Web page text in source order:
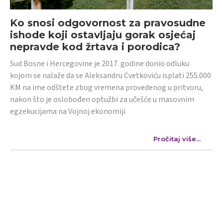
Ko snosi odgovornost za pravosudne
ishode koji ostavljaju gorak osjećaj
nepravde kod žrtava i porodica?
Sud Bosne i Hercegovine je 2017. godine donio odluku
kojom se nalaže da se Aleksandru Cvetkoviću isplati 255.000
KM na ime odštete zbog vremena provedenog u pritvoru,
nakon što je oslobođen optužbi za učešće u masovnim
egzekucijama na Vojnoj ekonomiji
Pročitaj više...